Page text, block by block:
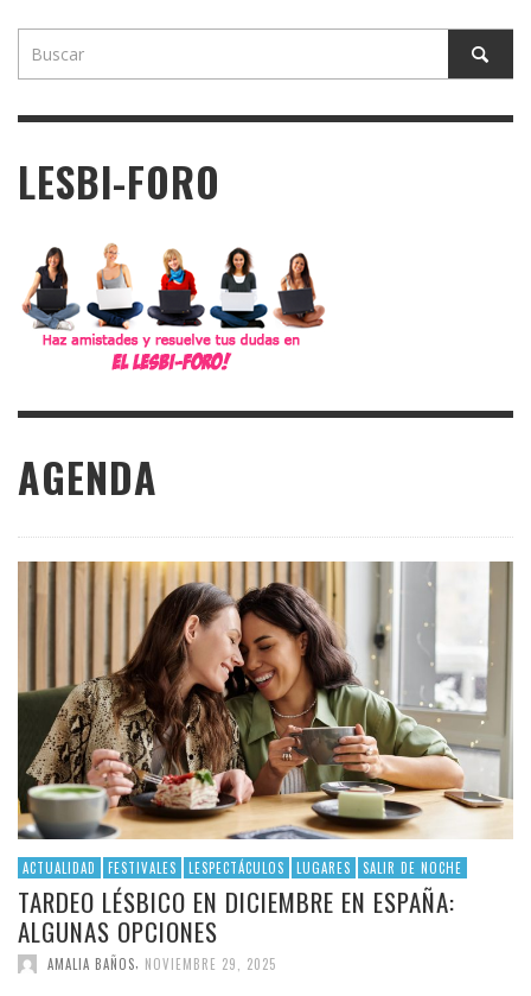
LESBI-FORO
AGENDA
ACTUALIDAD FESTIVALES LESPECTÁCULOS LUGARES SALIR DE NOCHE
TARDEO LÉSBICO EN DICIEMBRE EN ESPAÑA:
ALGUNAS OPCIONES
AMALIA BAÑOS NOVIEMBRE 29, 2025